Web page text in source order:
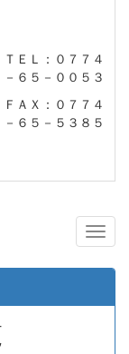
ＴＥＬ：０７７４
－６５－００５３
ＦＡＸ：０７７４
－６５－５３８５